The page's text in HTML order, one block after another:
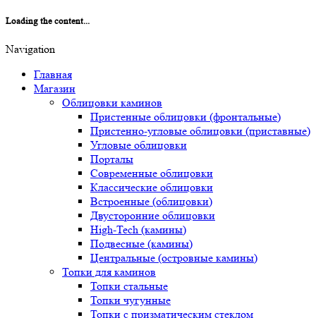
Loading the content...
Navigation
Главная
Магазин
Облицовки каминов
Пристенные облицовки (фронтальные)
Пристенно-угловые облицовки (приставные)
Угловые облицовки
Порталы
Современные облицовки
Классические облицовки
Встроенные (облицовки)
Двусторонние облицовки
High-Tech (камины)
Подвесные (камины)
Центральные (островные камины)
Топки для каминов
Топки стальные
Топки чугунные
Топки с призматическим стеклом